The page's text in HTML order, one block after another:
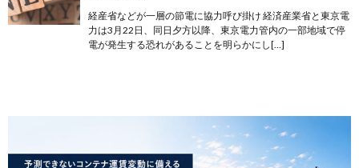
経産省などが一層の節電に協力呼び掛け 経済産業省と東京電
力は3月22日、同日夕方以降、東京電力管内の一部地域で停
電が発生する恐れがあることを明らかにし[…]